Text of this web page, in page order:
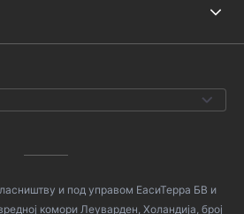
и под управом ЕасиТерра БВ и
комори Леуварден, Холандија, број